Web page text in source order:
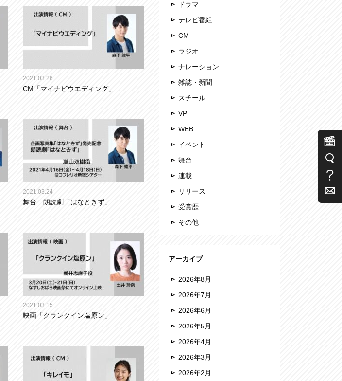
2021.03.26
CM「マイナビウエディング」
2021.03.24
舞台 朗読劇「はなときず」
2021.03.15
映画「クランクイン塩原ン」
ドラマ
テレビ番組
CM
ラジオ
ナレーション
雑誌・新聞
スチール
VP
WEB
イベント
舞台
連載
リリース
受賞歴
その他
アーカイブ
2026年8月
2026年7月
2026年6月
2026年5月
2026年4月
2026年3月
2026年2月